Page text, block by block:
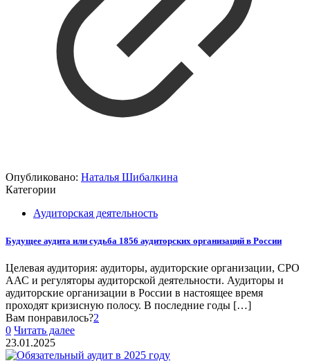
Опубликовано: Наталья Шибалкина
Категории
Аудиторская деятельность
Будущее аудита или судьба 1856 аудиторских организаций в России
Целевая аудитория: аудиторы, аудиторские организации, СРО
ААС и регуляторы аудиторской деятельности. Аудиторы и
аудиторские организации в России в настоящее время
проходят кризисную полосу. В последние годы […]
Вам понравилось?2
0 Читать далее
23.01.2025